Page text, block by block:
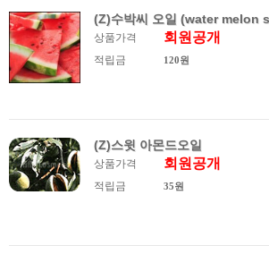
(Z)수박씨 오일 (water melon
상품가격 회원공개
적립금 120원
(Z)스윗 아몬드오일
상품가격 회원공개
적립금 35원